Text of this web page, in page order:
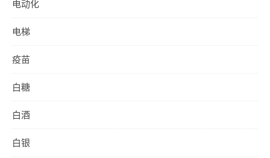
电动化
电梯
疫苗
白糖
白酒
白银